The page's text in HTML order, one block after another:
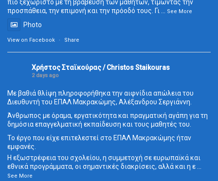
πιο ξεχωριστό με τη βράβευση των μαθητών, τιμώντας την
προσπάθεια, την επιμονή και την πρόοδό τους. Γι... See More
Photo
View on Facebook · Share
Χρήστος Σταϊκούρας / Christos Staikouras
2 days ago
Με βαθιά θλίψη πληροφορήθηκα την αιφνίδια απώλεια του
Διευθυντή του ΕΠΑΛ Μακρακώμης, Αλέξανδρου Σεργιάννη.
Άνθρωπος με όραμα, εργατικότητα και πραγματική αγάπη για τη
δημόσια επαγγελματική εκπαίδευση και τους μαθητές του.
Το έργο που είχε επιτελεστεί στο ΕΠΑΛ Μακρακώμης ήταν
εμφανές.
Η εξωστρέφεια του σχολείου, η συμμετοχή σε ευρωπαϊκά και
εθνικά προγράμματα, οι σημαντικές διακρίσεις, αλλά και η ε...
See More